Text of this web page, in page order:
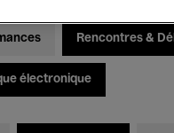
Rencontres &
électronique